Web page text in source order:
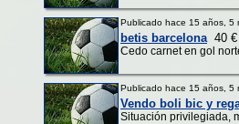
Publicado hace 15 años, 5
betis barcelona40 €
Cedo carnet en gol
Publicado hace 15 años, 5
Vendo boli bic y
Situación privilegiada,